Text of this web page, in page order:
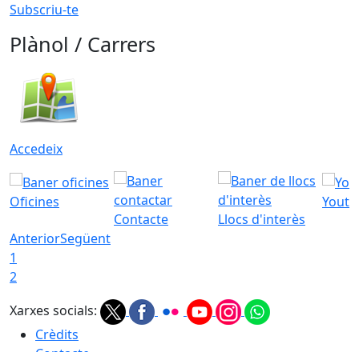
Subscriu-te
Plànol / Carrers
Accedeix
Oficines
Contacte
Llocs d'interès
AnteriorSegüent
1
2
Xarxes socials:
Crèdits